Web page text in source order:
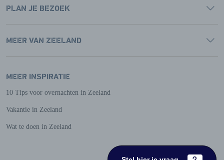
PLAN JE BEZOEK
MEER VAN ZEELAND
MEER INSPIRATIE
10 Tips voor overnachten in Zeeland
Vakantie in Zeeland
Wat te doen in Zeeland